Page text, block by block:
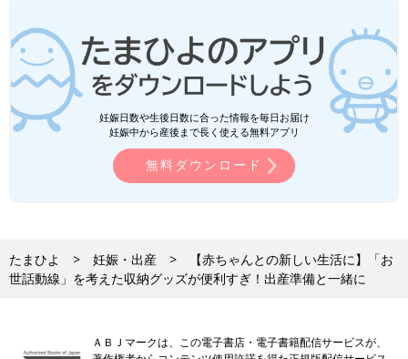
妊娠日数や生後日数に合った情報を毎日お届け
妊娠中から産後まで長く使える無料アプリ
無料ダウンロード
たまひよ 妊娠・出産
【赤ちゃんとの新しい生活に】「お
世話動線」を考えた収納グッズが便利すぎ！出産準備と一緒に
ＡＢＪマークは、この電子書店・電子書籍配信サービスが、